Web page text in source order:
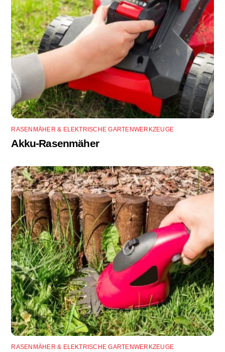
RASENMÄHER & ELEKTRISCHE GARTENWERKZEUGE
Akku-Rasenmäher
RASENMÄHER & ELEKTRISCHE GARTENWERKZEUGE